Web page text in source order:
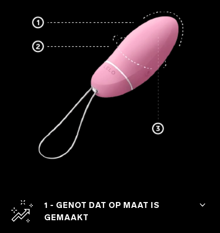
1 - GENOT DAT OP MAAT IS
GEMAAKT